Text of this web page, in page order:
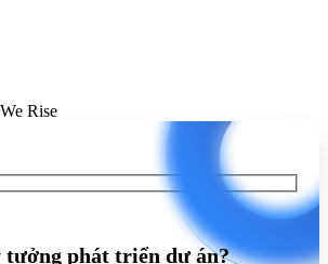
Rise
tưởng phát triển dự án?